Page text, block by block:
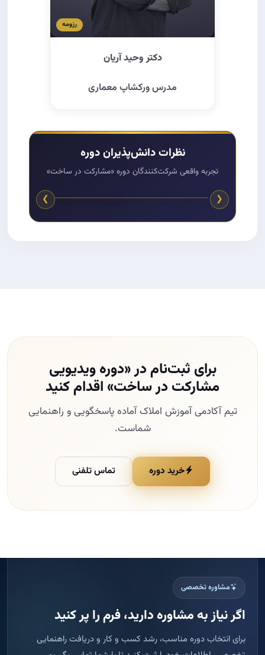
رزومه
دکتر وحید آریان
مدرس ورکشاپ معماری
نظرات دانش‌پذیران دوره
تجربه واقعی شرکت‌کنندگان دوره «مشارکت در ساخت»
❮
❯
برای ثبت‌نام در «دوره ویدیویی
مشارکت در ساخت» اقدام کنید
تیم آکادمی آموزش املاک آماده پاسخگویی و راهنمایی
شماست.
خرید دوره تماس تلفنی
مشاوره تخصصی
اگر نیاز به مشاوره دارید، فرم را پر کنید
برای انتخاب دوره مناسب، رشد کسب و کار و دریافت راهنمایی